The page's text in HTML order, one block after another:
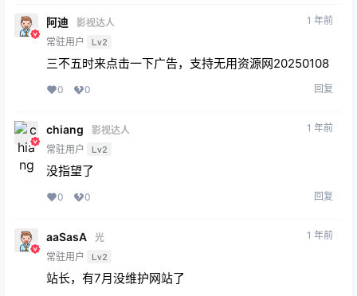
阿迪
影视达人
常驻用户
Lv2
1 年前
三不五时来点击一下广告，支持无用资源网20250108
0 0 回复
chiang
影视达人
常驻用户
Lv2
1 年前
没指望了
0 0 回复
aaSasA
光
常驻用户
Lv2
1 年前
站长，有7月没维护网站了